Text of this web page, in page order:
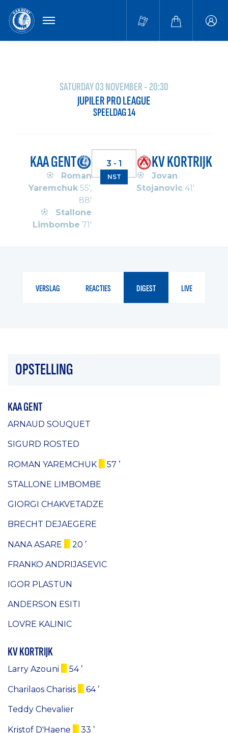
MENU
SATURDAY 03 NOVEMBER - 20:30
JUPILER PRO LEAGUE
SPEELDAG 14
KAA GENT
Roman
Yaremchuk 55',
88'
Stallone
Limbombe 71'
3 - 1
NST
KV KORTRIJK
Jovan
Stojanovic 41'
VERSLAG REACTIES DIGEST LIVE
OPSTELLING
KAA GENT
ARNAUD SOUQUET
SIGURD ROSTED
ROMAN YAREMCHUK 57 ’
STALLONE LIMBOMBE
GIORGI CHAKVETADZE
BRECHT DEJAEGERE
NANA ASARE 20 ’
FRANKO ANDRIJASEVIC
IGOR PLASTUN
ANDERSON ESITI
LOVRE KALINIC
KV KORTRIJK
Larry Azouni 54 ’
Charilaos Charisis 64 ’
Teddy Chevalier
Kristof D'Haene 33 ’